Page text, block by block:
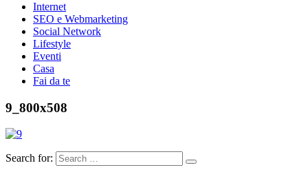
Internet
SEO e Webmarketing
Social Network
Lifestyle
Eventi
Casa
Fai da te
9_800x508
Search for: